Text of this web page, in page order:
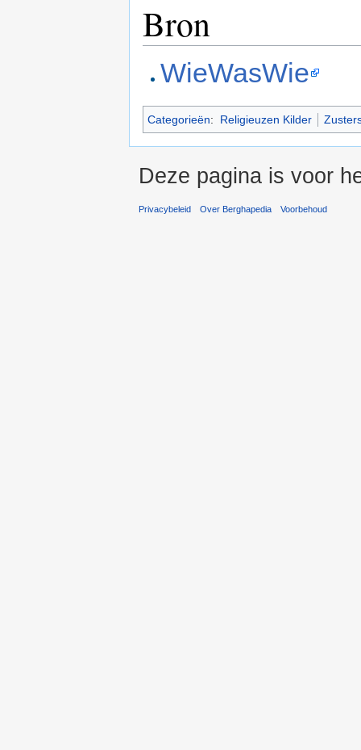
Bron
WieWasWie
Categorieën: Religieuzen Kilder
Deze pagina is voor
Privacybeleid Over Berghapedia Voorbehoud